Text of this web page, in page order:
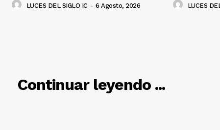
LUCES DEL SIGLO IC - 6 Agosto, 2026 LUCES
Continuar leyendo ...